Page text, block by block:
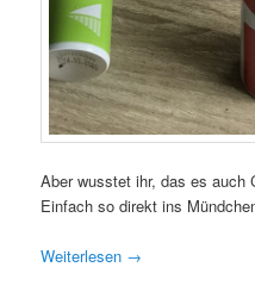
Aber wusstet ihr, das es auch
Einfach so direkt ins
Weiterlesen →